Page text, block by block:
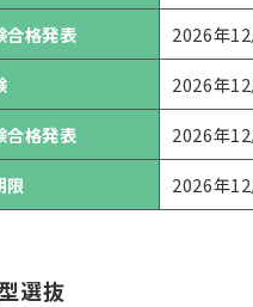
合格発表
2026年
2026年
合格発表
2026年
限
2026年
選抜